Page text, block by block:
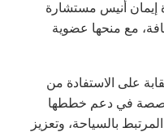
إيمان أنيس مستشارة
مع منحها عضوية
على الاستفادة من
في دعم خططها
بالسياحة، وتعزيز